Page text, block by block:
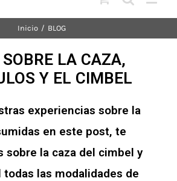
Inicio / BLOG
SOBRE LA CAZA,
Y EL CIMBEL
experiencias sobre la
en este post, te
sobre la caza del cimbel y
todas las modalidades de